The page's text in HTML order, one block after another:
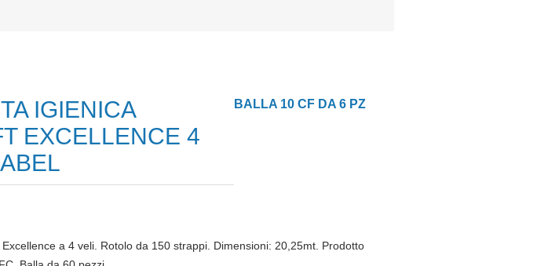
IGIENICA
EXCELLENCE 4
BALLA 10 CF DA 6 PZ
a 4 veli. Rotolo da 150 strappi. Dimensioni: 20,25mt. Prodotto